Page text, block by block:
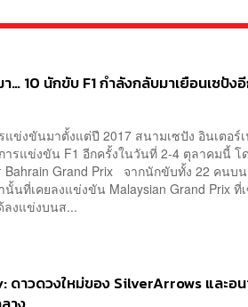
… 10 นักขับ F1 กำลังกลับมาเยือนเซปัง
แข่งขันมาตั้งแต่ปี 2017 สนามเซปัง อินเตอร์
ารแข่งขัน F1 อีกครั้งในวันที่ 2-4 ตุลาคมนี้ โ
Bahrain Grand Prix จากนักขับทั้ง 22 คนบ
นที่เคยลงแข่งขัน Malaysian Grand Prix ที่
ลงแข่งบนส...
ดาวดวงใหม่ของ SilverArrows และอ